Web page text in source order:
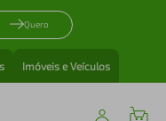
Quero
Imóveis e Veículos